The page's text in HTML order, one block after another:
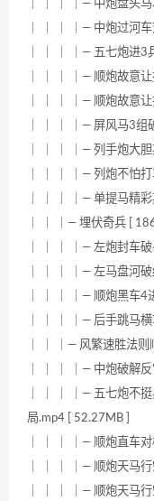
｜ ｜ ｜ ｜— 中炮盘头
｜ ｜ ｜ ｜— 中炮过河
｜ ｜ ｜ ｜— 五七炮进3
｜ ｜ ｜ ｜— 顺炮故意
｜ ｜ ｜ ｜— 顺炮故意
｜ ｜ ｜ ｜— 屏风马3组
｜ ｜ ｜ ｜— 列手炮大
｜ ｜ ｜ ｜— 列炮不怕
｜ ｜ ｜ ｜— 单提马精
｜ ｜ ｜— 埋伏奇兵 [
｜ ｜ ｜ ｜— 左炮封车
｜ ｜ ｜ ｜— 左马盘河
｜ ｜ ｜ ｜— 顺炮黑车4
｜ ｜ ｜ ｜— 后手跳马
｜ ｜ ｜— 风繁速胜法
｜ ｜ ｜ ｜— 中炮破解
｜ ｜ ｜ ｜— 五七炮不
局.mp4 [ 52.27MB ]
｜ ｜ ｜ ｜— 顺炮直车
｜ ｜ ｜ ｜— 顺炮天马
｜ ｜ ｜ ｜— 顺炮天马